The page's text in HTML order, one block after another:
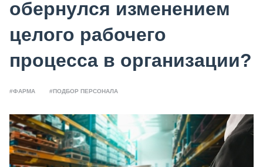
обернулся изменением
целого рабочего
процесса в организации?
#ФАРМА #ПОДБОР ПЕРСОНАЛА